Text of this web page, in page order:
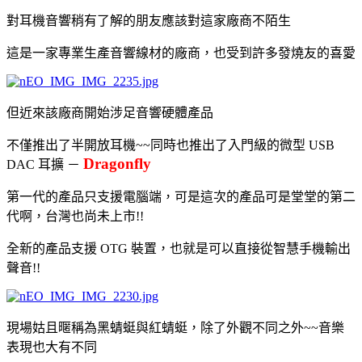
對耳機音響稍有了解的朋友應該對這家廠商不陌生
這是一家專業生產音響線材的廠商，也受到許多發燒友的喜愛
但近來該廠商開始涉足音響硬體產品
不僅推出了半開放耳機~~同時也推出了入門級的微型 USB
DAC 耳擴 － Dragonfly
第一代的產品只支援電腦端，可是這次的產品可是堂堂的第二
代啊，台灣也尚未上市!!
全新的產品支援 OTG 裝置，也就是可以直接從智慧手機輸出
聲音!!
現場姑且暱稱為黑蜻蜓與紅蜻蜓，除了外觀不同之外~~音樂
表現也大有不同